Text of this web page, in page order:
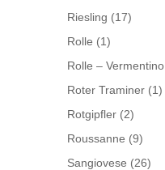
Riesling (17)
Rolle (1)
Rolle – Vermentino
Roter Traminer (1)
Rotgipfler (2)
Roussanne (9)
Sangiovese (26)